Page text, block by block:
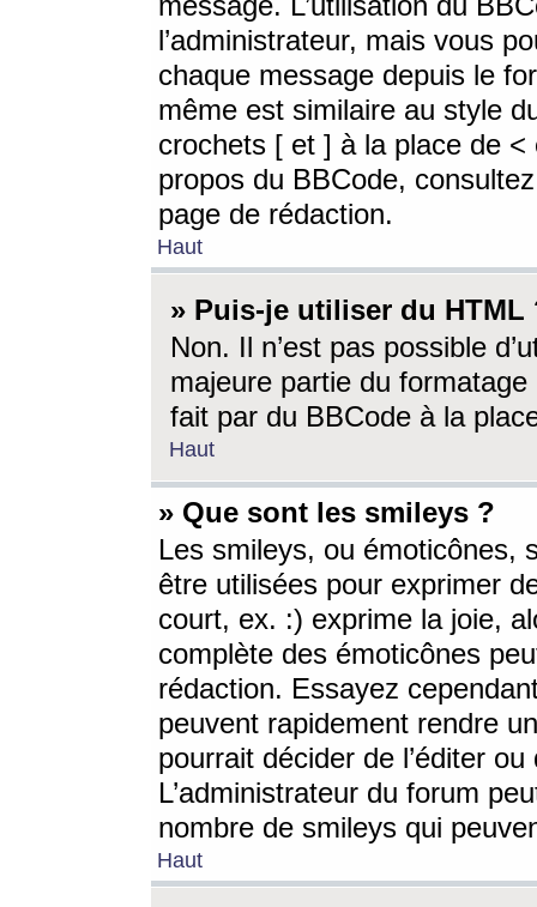
l’administrateur, mais vous
chaque message depuis le
même est similaire au style
crochets [ et ] à la place de <
propos du BBCode,
page de rédaction.
Haut
» Puis-je utiliser du HTML
Non. Il n’est pas possible
majeure partie du
fait par du BBCode à la
Haut
» Que sont les smileys ?
Les smileys, ou émoticônes,
être utilisées pour exprimer
court, ex. :) exprime la joie,
complète des émoticônes
rédaction. Essayez
peuvent rapidement rendre
pourrait décider de l’éditer
L’administrateur du forum
nombre de smileys qui
Haut